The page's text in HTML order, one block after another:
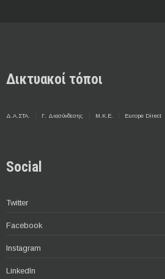
Δικτυακοί τόποι
Δ.Α.ΣΤΑ. Γ. Διασύνδεσης Μ.Κ.Ε. Europe Direct
Social
Twitter
Facebook
Instagram
LinkedIn